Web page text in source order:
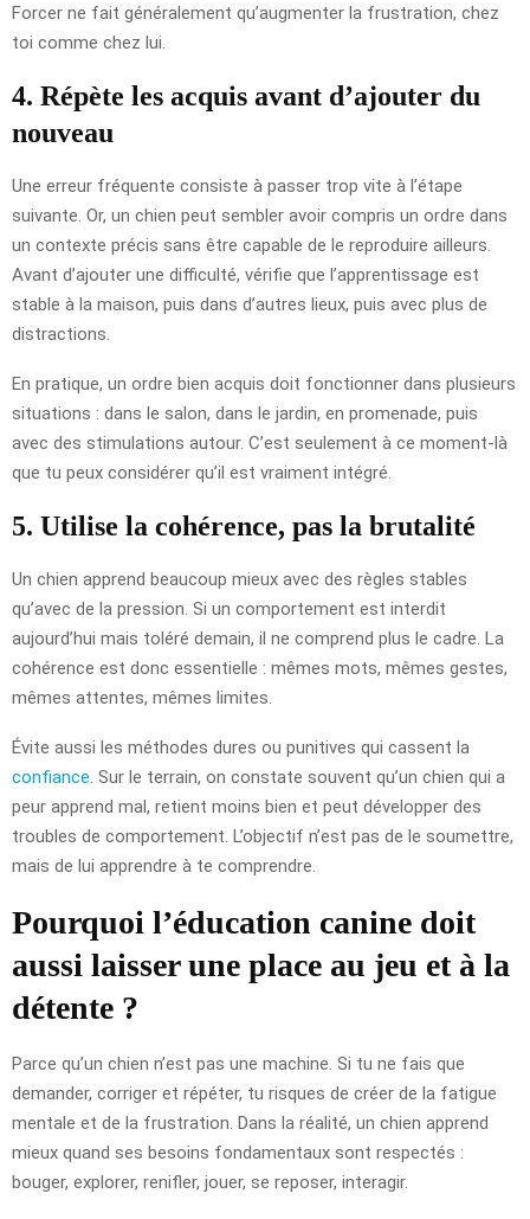
Forcer ne fait généralement qu’augmenter la frustration, chez
toi comme chez lui.
4. Répète les acquis avant d’ajouter du
nouveau
Une erreur fréquente consiste à passer trop vite à l’étape
suivante. Or, un chien peut sembler avoir compris un ordre dans
un contexte précis sans être capable de le reproduire ailleurs.
Avant d’ajouter une difficulté, vérifie que l’apprentissage est
stable à la maison, puis dans d’autres lieux, puis avec plus de
distractions.
En pratique, un ordre bien acquis doit fonctionner dans plusieurs
situations : dans le salon, dans le jardin, en promenade, puis
avec des stimulations autour. C’est seulement à ce moment-là
que tu peux considérer qu’il est vraiment intégré.
5. Utilise la cohérence, pas la brutalité
Un chien apprend beaucoup mieux avec des règles stables
qu’avec de la pression. Si un comportement est interdit
aujourd’hui mais toléré demain, il ne comprend plus le cadre. La
cohérence est donc essentielle : mêmes mots, mêmes gestes,
mêmes attentes, mêmes limites.
Évite aussi les méthodes dures ou punitives qui cassent la
confiance . Sur le terrain, on constate souvent qu’un chien qui a
peur apprend mal, retient moins bien et peut développer des
troubles de comportement. L’objectif n’est pas de le soumettre,
mais de lui apprendre à te comprendre.
Pourquoi l’éducation canine doit
aussi laisser une place au jeu et à la
détente ?
Parce qu’un chien n’est pas une machine. Si tu ne fais que
demander, corriger et répéter, tu risques de créer de la fatigue
mentale et de la frustration. Dans la réalité, un chien apprend
mieux quand ses besoins fondamentaux sont respectés :
bouger, explorer, renifler, jouer, se reposer, interagir.